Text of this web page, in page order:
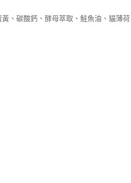
、碳酸鈣、酵母萃取、鮭魚油、貓薄